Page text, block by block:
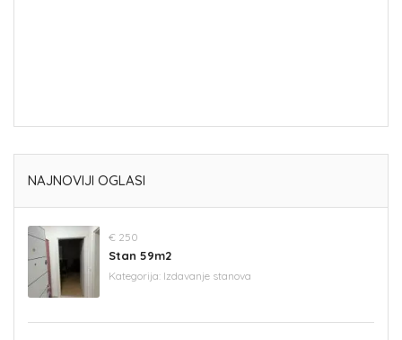
NAJNOVIJI OGLASI
€ 250
Stan 59m2
Kategorija: Izdavanje stanova